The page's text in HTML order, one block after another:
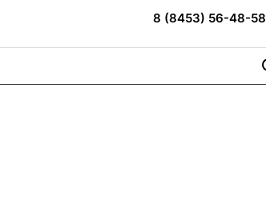
8 (8453) 56-48-58